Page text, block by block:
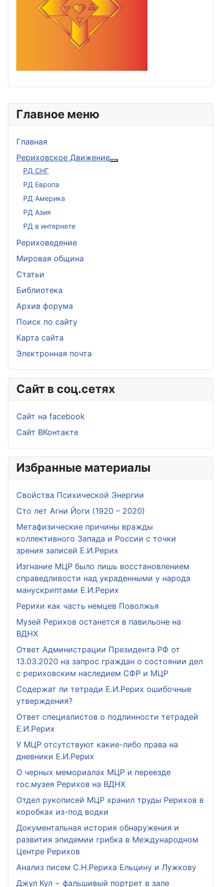
Главное меню
Главная
Рериховское Движение
РД СНГ
РД Европа
РД Америка
РД Азия
РД в интернете
Рериховедение
Мировая община
Статьи
Библиотека
Архив форума
Поиск по сайту
Карта сайта
Электронная почта
Сайт в соц.сетях
Сайт на facebook
Сайт ВКонтакте
Избранные материалы
Свойства Психической Энергии
Сто лет Агни Йоги (1920 – 2020)
Метафизические причины вражды
коллективного Запада и России с точки
зрения записей Е.И.Рерих
Изгнание МЦР было лишь восстановлением
справедливости над украденными у народа
манускриптами Е.И.Рерих
Рерихи как часть немцев Поволжья
Музей Рерихов останется в павильоне на
ВДНХ
Ответ Администрации Президента РФ от
13.03.2020 на запрос граждан о состоянии дел
с рериховским наследием СФР и МЦР
Содержат ли тетради Е.И.Рерих ошибочные
утверждения?
Ответ специалистов о подлинности тетрадей
Е.И.Рерих
У МЦР отсутствуют какие-либо права на
дневники Е.И.Рерих
О черных мемориалах МЦР и переезде
гос.музея Рерихов на ВДНХ
Отдел рукописей МЦР хранил труды Рерихов в
коробках из-под водки
Документальная история обнаружения и
развития эпидемии грибка в Международном
Центре Рерихов
Анализ писем С.Н.Рериха Ельцину и Лужкову
Джул Кул − фальшивый портрет в зале